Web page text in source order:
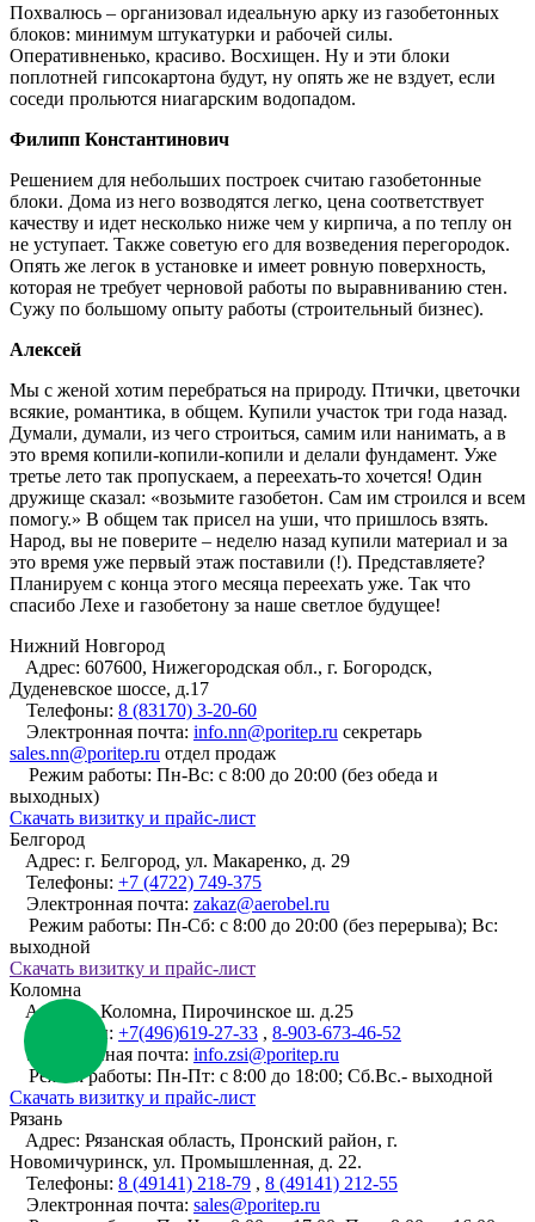
Похвалюсь – организовал идеальную арку из газобетонных
блоков: минимум штукатурки и рабочей силы.
Оперативненько, красиво. Восхищен. Ну и эти блоки
поплотней гипсокартона будут, ну опять же не вздует, если
соседи прольются ниагарским водопадом.
Филипп Константинович
Решением для небольших построек считаю газобетонные
блоки. Дома из него возводятся легко, цена соответствует
качеству и идет несколько ниже чем у кирпича, а по теплу он
не уступает. Также советую его для возведения перегородок.
Опять же легок в установке и имеет ровную поверхность,
которая не требует черновой работы по выравниванию стен.
Сужу по большому опыту работы (строительный бизнес).
Алексей
Мы с женой хотим перебраться на природу. Птички, цветочки
всякие, романтика, в общем. Купили участок три года назад.
Думали, думали, из чего строиться, самим или нанимать, а в
это время копили-копили-копили и делали фундамент. Уже
третье лето так пропускаем, а переехать-то хочется! Один
дружище сказал: «возьмите газобетон. Сам им строился и всем
помогу.» В общем так присел на уши, что пришлось взять.
Народ, вы не поверите – неделю назад купили материал и за
это время уже первый этаж поставили (!). Представляете?
Планируем с конца этого месяца переехать уже. Так что
спасибо Лехе и газобетону за наше светлое будущее!
Нижний Новгород
Адрес: 607600, Нижегородская обл., г. Богородск,
Дуденевское шоссе, д.17
Телефоны: 8 (83170) 3-20-60
Электронная почта: info.nn@poritep.ru секретарь
sales.nn@poritep.ru отдел продаж
Режим работы: Пн-Вс: с 8:00 до 20:00 (без обеда и
выходных)
Cкачать визитку и прайс-лист
Белгород
Адрес: г. Белгород, ул. Макаренко, д. 29
Телефоны: +7 (4722) 749-375
Электронная почта: zakaz@aerobel.ru
Режим работы: Пн-Сб: с 8:00 до 20:00 (без перерыва); Вс:
выходной
Cкачать визитку и прайс-лист
Коломна
Адрес:
г. Коломна, Пирочинское ш. д.25
Телефоны: +7(496)619-27-33 , 8-903-673-46-52
Электронная почта: info.zsi@poritep.ru
Режим работы: Пн-Пт: с 8:00 до 18:00; Сб.Вс.- выходной
Cкачать визитку и прайс-лист
Рязань
Адрес: Рязанская область, Пронский район, г.
Новомичуринск, ул. Промышленная, д. 22.
Телефоны: 8 (49141) 218-79 , 8 (49141) 212-55
Электронная почта: sales@poritep.ru